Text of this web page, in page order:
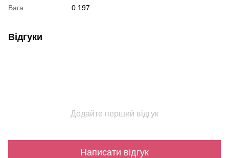
Вага 0.197
Відгуки
Додайте перший відгук
Написати відгук